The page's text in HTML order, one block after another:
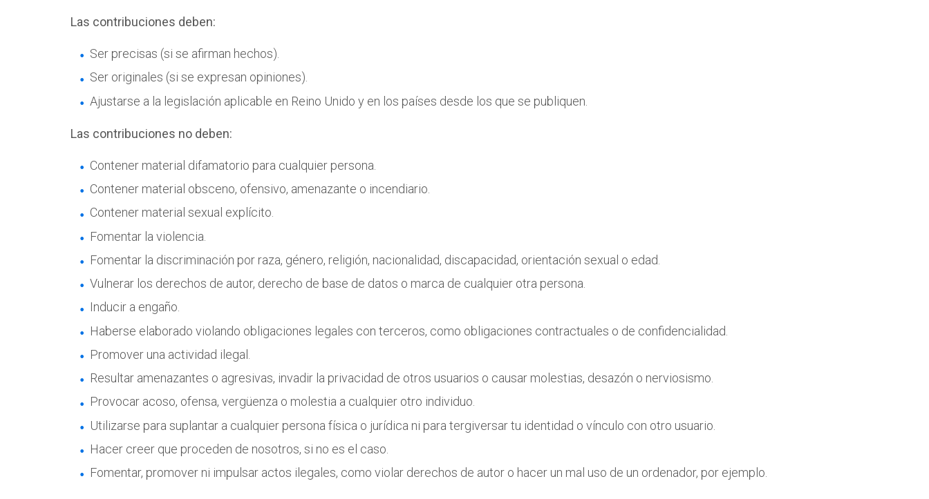
Las contribuciones deben:
Ser precisas (si se afirman hechos).
Ser originales (si se expresan opiniones).
Ajustarse a la legislación aplicable en Reino Unido y en los países desde los que se publiquen.
Las contribuciones no deben:
Contener material difamatorio para cualquier persona.
Contener material obsceno, ofensivo, amenazante o incendiario.
Contener material sexual explícito.
Fomentar la violencia.
Fomentar la discriminación por raza, género, religión, nacionalidad, discapacidad, orientación sexual o edad.
Vulnerar los derechos de autor, derecho de base de datos o marca de cualquier otra persona.
Inducir a engaño.
Haberse elaborado violando obligaciones legales con terceros, como obligaciones contractuales o de confidencialidad.
Promover una actividad ilegal.
Resultar amenazantes o agresivas, invadir la privacidad de otros usuarios o causar molestias, desazón o nerviosismo.
Provocar acoso, ofensa, vergüenza o molestia a cualquier otro individuo.
Utilizarse para suplantar a cualquier persona física o jurídica ni para tergiversar tu identidad o vínculo con otro usuario.
Hacer creer que proceden de nosotros, si no es el caso.
Fomentar, promover ni impulsar actos ilegales, como violar derechos de autor o hacer un mal uso de un ordenador, por ejemplo.